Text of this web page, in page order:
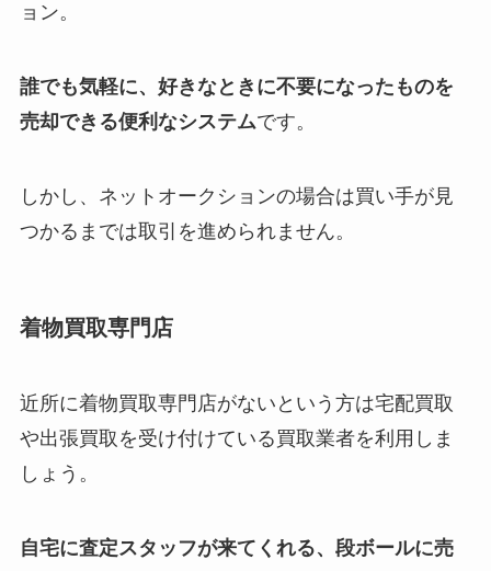
ョン。
誰でも気軽に、好きなときに不要になったものを
売却できる便利なシステムです。
しかし、ネットオークションの場合は買い手が見
つかるまでは取引を進められません。
着物買取専門店
近所に着物買取専門店がないという方は宅配買取
や出張買取を受け付けている買取業者を利用しま
しょう。
自宅に査定スタッフが来てくれる、段ボールに売